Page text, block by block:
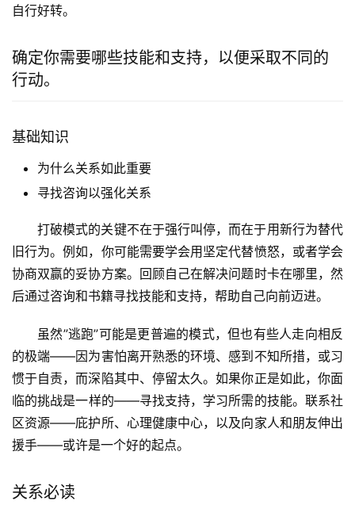
自行好转。
确定你需要哪些技能和支持，以便采取不同的
行动。
基础知识
为什么关系如此重要
寻找咨询以强化关系
打破模式的关键不在于强行叫停，而在于用新行为替代
旧行为。例如，你可能需要学会用坚定代替愤怒，或者学会
协商双赢的妥协方案。回顾自己在解决问题时卡在哪里，然
后通过咨询和书籍寻找技能和支持，帮助自己向前迈进。
虽然”逃跑”可能是更普遍的模式，但也有些人走向相反
的极端——因为害怕离开熟悉的环境、感到不知所措，或习
惯于自责，而深陷其中、停留太久。如果你正是如此，你面
临的挑战是一样的——寻找支持，学习所需的技能。联系社
区资源——庇护所、心理健康中心，以及向家人和朋友伸出
援手——或许是一个好的起点。
关系必读